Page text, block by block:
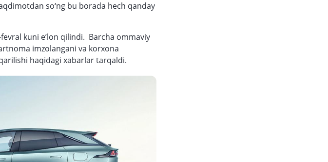
so‘ng bu borada hech qanday
kuni e’lon qilindi. Barcha ommaviy
imzolangani va korxona
haqidagi xabarlar tarqaldi.